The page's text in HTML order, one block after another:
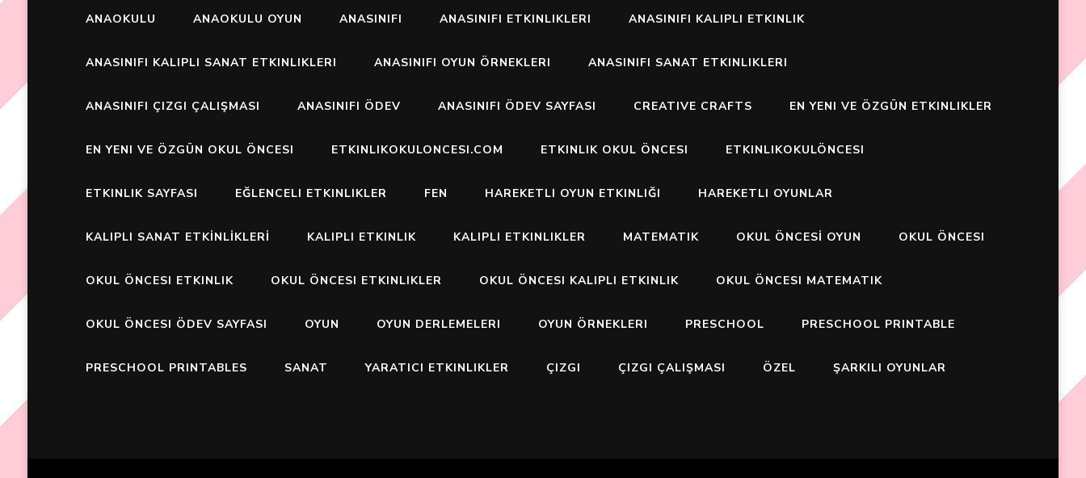
ANAOKULU ANAOKULU OYUN ANASINIFI ANASINIFI ETKINLIKLERI ANASINIFI KALIPLI ETKINLIK
ANASINIFI KALIPLI SANAT ETKINLIKLERI ANASINIFI OYUN ÖRNEKLERI ANASINIFI SANAT ETKINLIKLERI
ANASINIFI ÇIZGI ÇALIŞMASI ANASINIFI ÖDEV ANASINIFI ÖDEV SAYFASI CREATIVE CRAFTS EN YENI VE ÖZGÜN ETKINLIKLER
EN YENI VE ÖZGÜN OKUL ÖNCESI ETKINLIKOKULONCESI.COM ETKINLIK OKUL ÖNCESI ETKINLIKOKULÖNCESI
ETKINLIK SAYFASI EĞLENCELI ETKINLIKLER FEN HAREKETLI OYUN ETKINLIĞI HAREKETLI OYUNLAR
KALIPLI SANAT ETKİNLİKLERİ KALIPLI ETKINLIK KALIPLI ETKINLIKLER MATEMATIK OKUL ÖNCESİ OYUN OKUL ÖNCESI
OKUL ÖNCESI ETKINLIK OKUL ÖNCESI ETKINLIKLER OKUL ÖNCESI KALIPLI ETKINLIK OKUL ÖNCESI MATEMATIK
OKUL ÖNCESI ÖDEV SAYFASI OYUN OYUN DERLEMELERI OYUN ÖRNEKLERI PRESCHOOL PRESCHOOL PRINTABLE
PRESCHOOL PRINTABLES SANAT YARATICI ETKINLIKLER ÇIZGI ÇIZGI ÇALIŞMASI ÖZEL ŞARKILI OYUNLAR